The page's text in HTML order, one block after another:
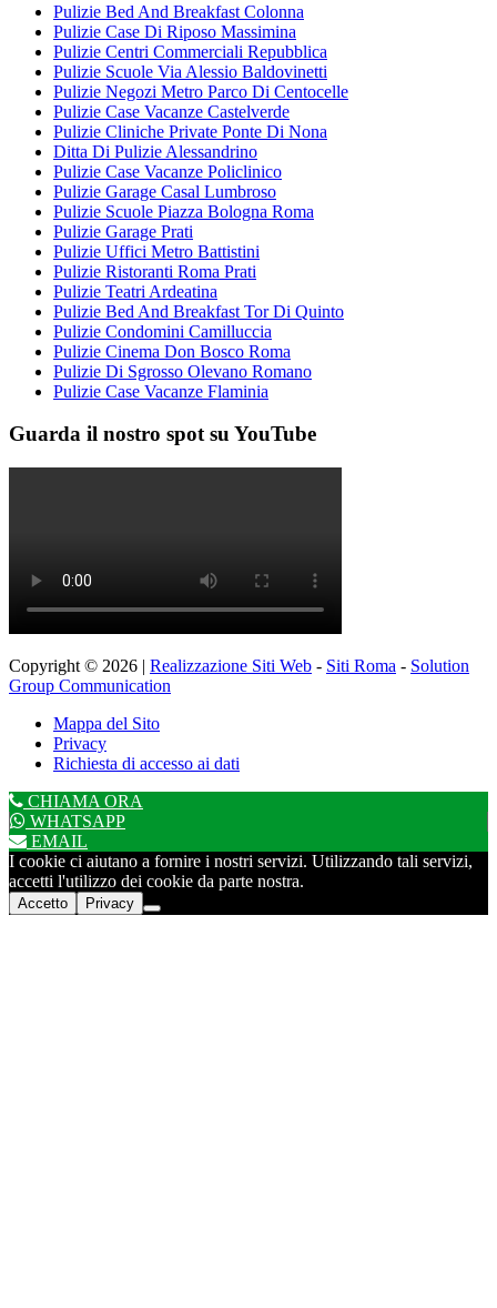
Pulizie Bed And Breakfast Colonna
Pulizie Case Di Riposo Massimina
Pulizie Centri Commerciali Repubblica
Pulizie Scuole Via Alessio Baldovinetti
Pulizie Negozi Metro Parco Di Centocelle
Pulizie Case Vacanze Castelverde
Pulizie Cliniche Private Ponte Di Nona
Ditta Di Pulizie Alessandrino
Pulizie Case Vacanze Policlinico
Pulizie Garage Casal Lumbroso
Pulizie Scuole Piazza Bologna Roma
Pulizie Garage Prati
Pulizie Uffici Metro Battistini
Pulizie Ristoranti Roma Prati
Pulizie Teatri Ardeatina
Pulizie Bed And Breakfast Tor Di Quinto
Pulizie Condomini Camilluccia
Pulizie Cinema Don Bosco Roma
Pulizie Di Sgrosso Olevano Romano
Pulizie Case Vacanze Flaminia
Guarda il nostro spot su YouTube
Copyright © 2026 | Realizzazione Siti Web - Siti Roma - Solution
Group Communication
Mappa del Sito
Privacy
Richiesta di accesso ai dati
CHIAMA ORA
WHATSAPP
EMAIL
I cookie ci aiutano a fornire i nostri servizi. Utilizzando tali servizi,
accetti l'utilizzo dei cookie da parte nostra.
Accetto Privacy